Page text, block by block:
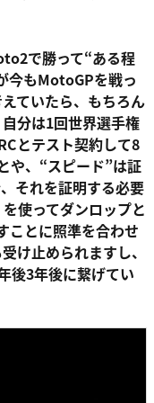
で勝って“ある程
今もMotoGPを戦っ
ていたら、もちろん
分は1回世界選手権
とテスト契約して8
や、“スピード”は証
それを証明する必要
使ってダンロップと
ことに照準を合わせ
け止められますし、
後3年後に繋げてい